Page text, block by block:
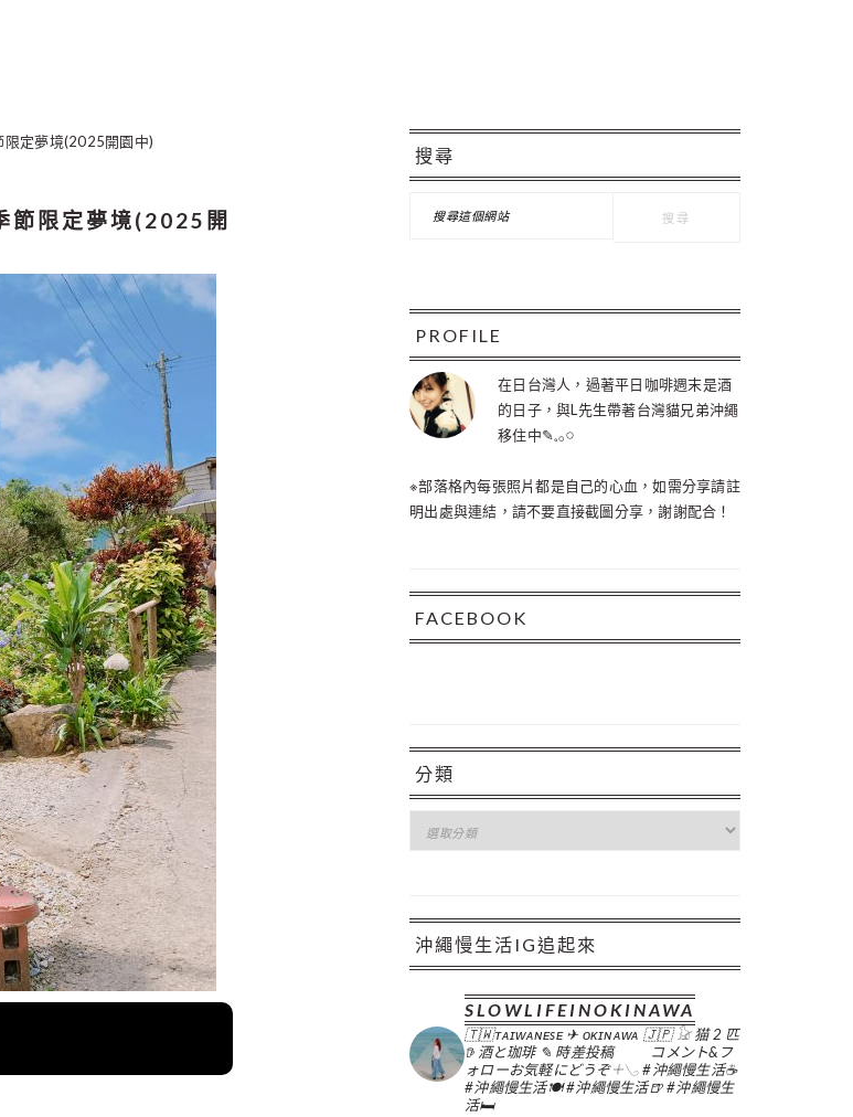
定夢境(2025開園中)
節限定夢境(2025開
主
要
資
欄
搜尋
站
PROFILE
在日台灣人，過著平日咖啡週末是酒
的日子，與L先生帶著台灣貓兄弟沖繩
移住中✎𓈒𓂂𓏸
※部落格內每張照片都是自己的心血，如需分享請註
明出處與連結，請不要直接截圖分享，謝謝配合！
FACEBOOK
分類
沖繩慢生活IG追起來
SLOWLIFEINOKINAWA
🇹🇼ᴛᴀɪᴡᴀɴᴇsᴇ ✈︎ ᴏᴋɪɴᴀᴡᴀ 🇯🇵𓃠 猫 2 匹
𖠚 酒と珈琲✎ 時差投稿
コメント&フ
ォローお気軽にどうぞ𓇬𓂅#沖繩慢生活☕️
#沖繩慢生活🍽#沖繩慢生活🍺#沖繩慢生
活🛏